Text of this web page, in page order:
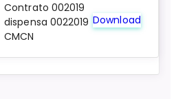
Contrato 002019
dispensa 0022019
CMCN
Download